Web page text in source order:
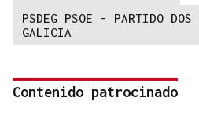
PSDEG PSOE - PARTIDO
GALICIA
Contenido patrocinado